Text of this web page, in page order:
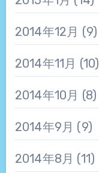
2014年12月 (9)
2014年11月 (10)
2014年10月 (8)
2014年9月 (9)
2014年8月 (11)